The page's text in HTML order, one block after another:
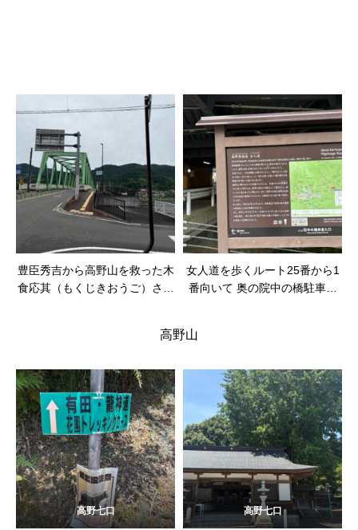
豊臣秀吉から高野山を救った木
食応其（もくじきおうご）さん
女人道を歩くルート25番から1
番向いて 奥の院中の橋駐車場
高野山
高野七口 高野七口